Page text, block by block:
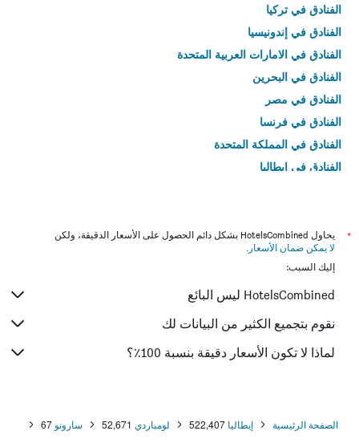
الفنادق في تركيا
الفنادق في إندونيسيا
الفنادق في الامارات العربية المتحدة
الفنادق في البحرين
الفنادق في مصر
الفنادق في فرنسا
الفنادق في المملكة المتحدة
الفنادق في إيطاليا
*
يحاول HotelsCombined بشكل دائم الحصول على الأسعار الدقيقة، ولكن
لا يمكن ضمان الأسعار .
إليك السبب:
HotelsCombined ليس البائع
نقوم بتجميع الكثير من البيانات لك
لماذا لا تكون الأسعار دقيقة بنسبة 100٪؟
الصفحة الرئيسية إيطاليا 522,407 لومباردي 52,671 سارونو 67